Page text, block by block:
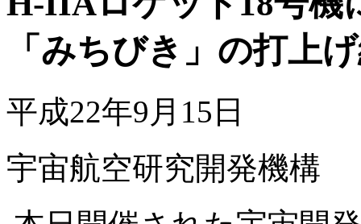
「みちびき」の打上
平成22年9月15日
宇宙航空研究開発機構